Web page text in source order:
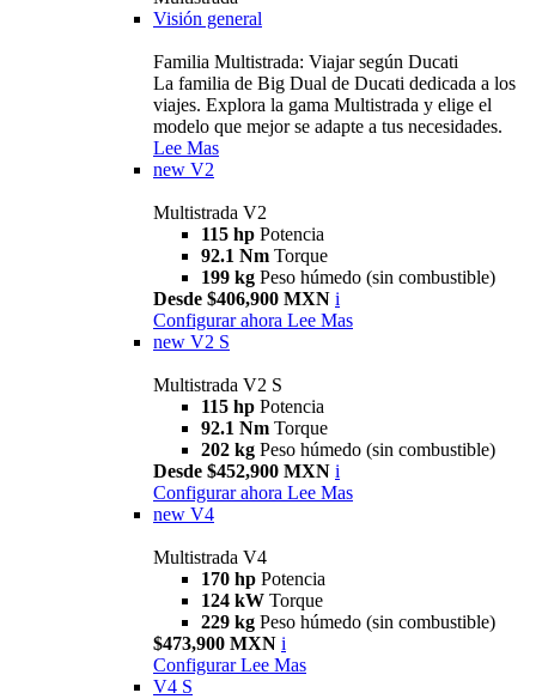
Visión general
Familia Multistrada: Viajar según Ducati
La familia de Big Dual de Ducati dedicada a los
viajes. Explora la gama Multistrada y elige el
modelo que mejor se adapte a tus necesidades.
Lee Mas
new V2
Multistrada V2
115 hp Potencia
92.1 Nm Torque
199 kg Peso húmedo (sin combustible)
Desde $406,900 MXN i
Configurar ahora Lee Mas
new V2 S
Multistrada V2 S
115 hp Potencia
92.1 Nm Torque
202 kg Peso húmedo (sin combustible)
Desde $452,900 MXN i
Configurar ahora Lee Mas
new V4
Multistrada V4
170 hp Potencia
124 kW Torque
229 kg Peso húmedo (sin combustible)
$473,900 MXN i
Configurar Lee Mas
V4 S